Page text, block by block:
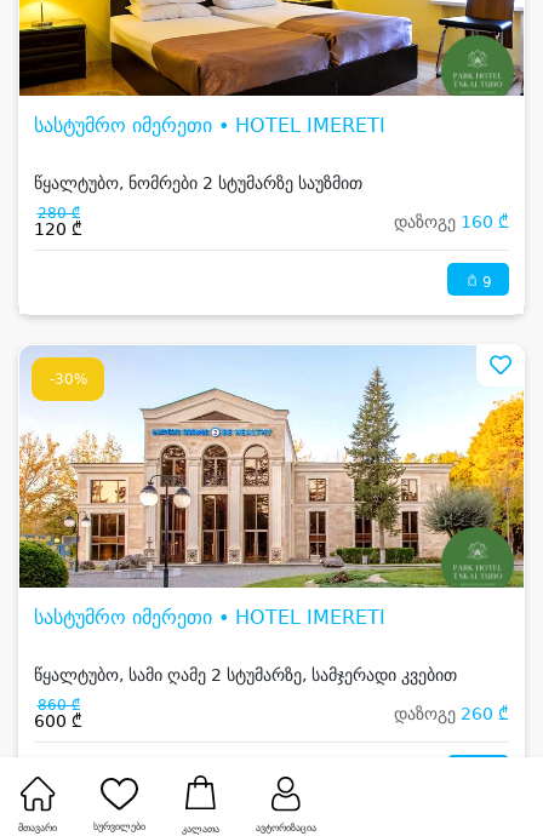
მთავარი სურვილები კალათა ავტორიზაცია
სასტუმრო იმერეთი • HOTEL IMERETI
წყალტუბო, ნომრები 2 სტუმარზე საუზმით
280 ₾
120 ₾ დაზოგე 160 ₾
9
-30%
სასტუმრო იმერეთი • HOTEL IMERETI
წყალტუბო, სამი ღამე 2 სტუმარზე, სამჯერადი კვებით
860 ₾
600 ₾ დაზოგე 260 ₾